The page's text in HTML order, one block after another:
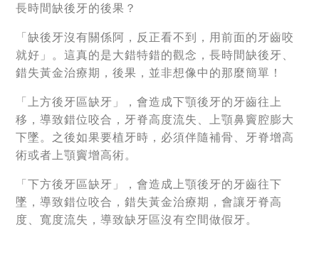
長時間缺後牙的後果？
「缺後牙沒有關係阿，反正看不到，用前面的牙齒咬
就好」。這真的是大錯特錯的觀念，長時間缺後牙、
錯失黃金治療期，後果，並非想像中的那麼簡單！
「上方後牙區缺牙」，會造成下顎後牙的牙齒往上
移，導致錯位咬合，牙脊高度流失、上顎鼻竇腔膨大
下墜。之後如果要植牙時，必須伴隨補骨、牙脊增高
術或者上顎竇增高術。
「下方後牙區缺牙」，會造成上顎後牙的牙齒往下
墜，導致錯位咬合，錯失黃金治療期，會讓牙脊高
度、寬度流失，導致缺牙區沒有空間做假牙。